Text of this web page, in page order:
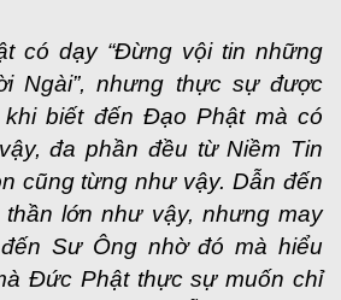
có dạy “Đừng vội tin những
Ngài”, nhưng thực sự được
biết đến Đạo Phật mà có
đa phần đều từ Niềm Tin
cũng từng như vậy. Dẫn đến
lớn như vậy, nhưng may
Sư Ông nhờ đó mà hiểu
Đức Phật thực sự muốn chỉ